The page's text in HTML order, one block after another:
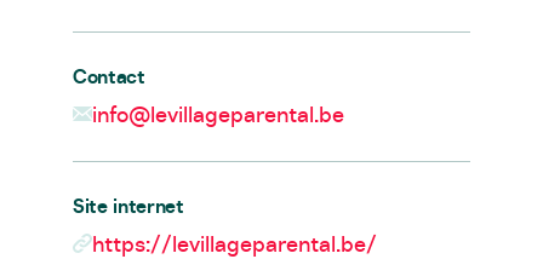
Contact
info@levillageparental.be
Site internet
https://levillageparental.be/